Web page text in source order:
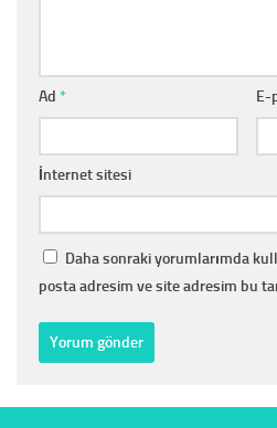
Ad * E-
İnternet sitesi
Daha sonraki yorumlarımda
posta adresim ve site adresim bu